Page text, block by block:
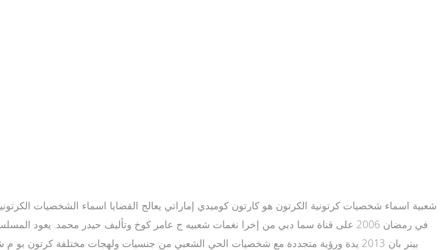
شعبية اسماء شخصيات كرتونية الكرتون هو كارتون كوميدي إماراتي يعالج القضايا اسماء الشخصيات
في رمضان 2006 على قناة سما دبي من إخرا نغمات شعبيه ج عامر كوخ وتأليف حيدر محمد.